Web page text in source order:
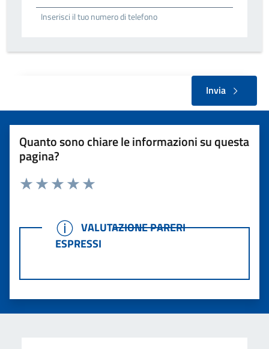
Inserisci il tuo numero di telefono
Invia
Quanto sono chiare le informazioni su questa
pagina?
Rating:
VALUTAZIONE PARERI ESPRESSI
VALUTAZIONE PARERI
ESPRESSI